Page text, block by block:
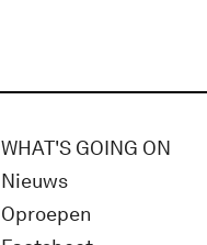
WHAT'S GOING ON
Nieuws
Oproepen